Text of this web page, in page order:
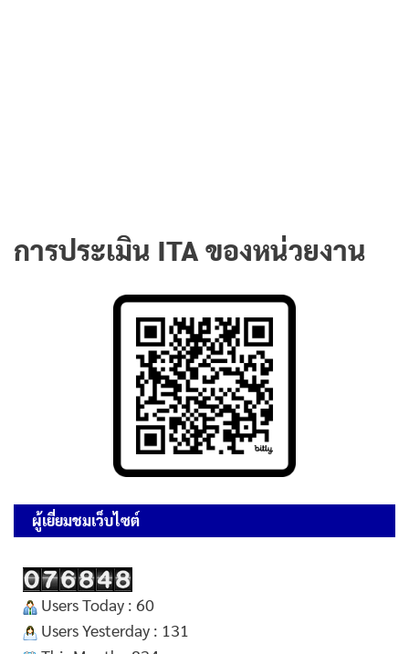
การประเมิน ITA ของหน่วยงาน
ผู้เยี่ยมชมเว็บไซต์
Users Today : 60
Users Yesterday : 131